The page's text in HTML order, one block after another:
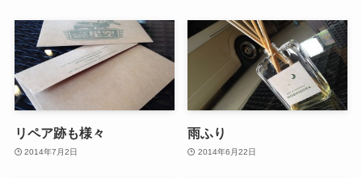
リペア跡も様々
2014年7月2日
雨ふり
2014年6月22日